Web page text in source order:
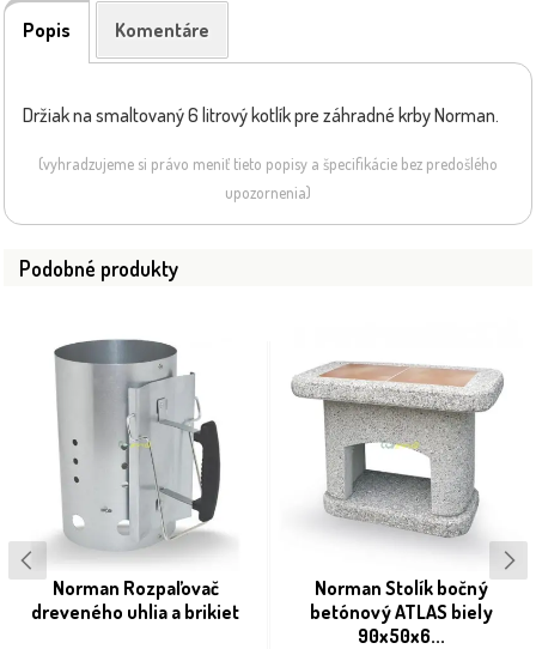
Popis Komentáre
Držiak na smaltovaný 6 litrový kotlík pre záhradné krby Norman.
(vyhradzujeme si právo meniť tieto popisy a špecifikácie bez predošlého
upozornenia)
Podobné produkty
Norman Rozpaľovač
dreveného uhlia a brikiet
Norman Stolík bočný
betónový ATLAS biely
90x50x6...